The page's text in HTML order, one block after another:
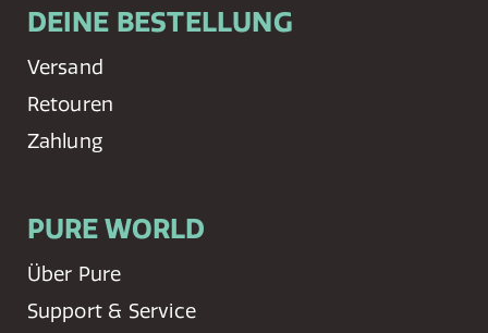
DEINE BESTELLUNG
Versand
Retouren
Zahlung
PURE WORLD
Über Pure
Support & Service